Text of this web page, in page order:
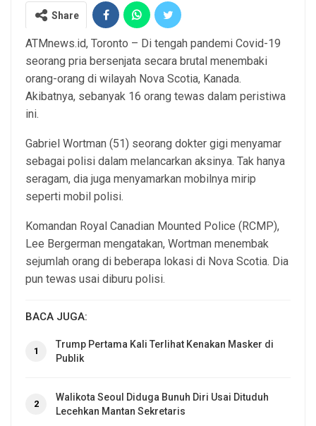
Share
ATMnews.id, Toronto – Di tengah pandemi Covid-19
seorang pria bersenjata secara brutal menembaki
orang-orang di wilayah Nova Scotia, Kanada.
Akibatnya, sebanyak 16 orang tewas dalam peristiwa
ini.
Gabriel Wortman (51) seorang dokter gigi menyamar
sebagai polisi dalam melancarkan aksinya. Tak hanya
seragam, dia juga menyamarkan mobilnya mirip
seperti mobil polisi.
Komandan Royal Canadian Mounted Police (RCMP),
Lee Bergerman mengatakan, Wortman menembak
sejumlah orang di beberapa lokasi di Nova Scotia. Dia
pun tewas usai diburu polisi.
BACA JUGA:
1
Trump Pertama Kali Terlihat Kenakan Masker di
Publik
2
Walikota Seoul Diduga Bunuh Diri Usai Dituduh
Lecehkan Mantan Sekretaris